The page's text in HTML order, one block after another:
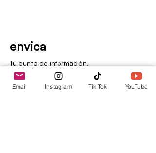
envica
Tu punto de información.
Email Instagram Tik Tok YouTube